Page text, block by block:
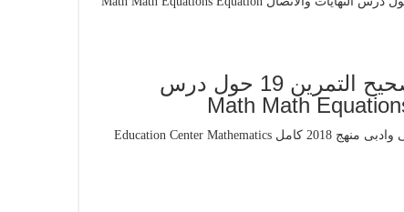
الرياضيات لكل المستويات تصحيح التمرين 19 حول درس